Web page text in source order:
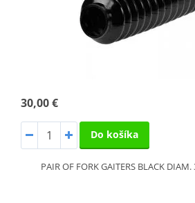
30,00 €
Do košíka
PAIR OF FORK GAITERS BLACK